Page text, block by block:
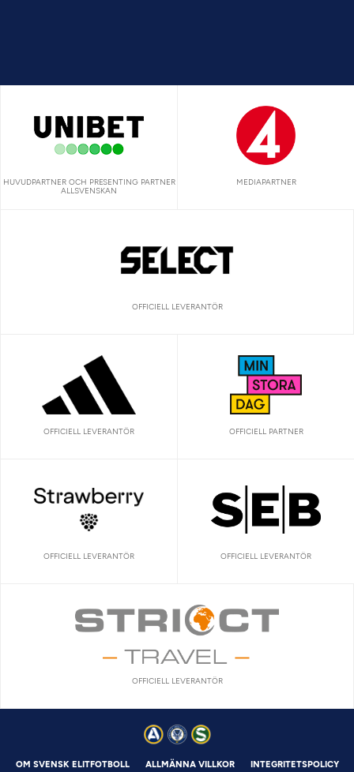
HUVUDPARTNER OCH PRESENTING PARTNER
ALLSVENSKAN
MEDIAPARTNER
OFFICIELL LEVERANTÖR
OFFICIELL LEVERANTÖR OFFICIELL PARTNER
OFFICIELL LEVERANTÖR OFFICIELL LEVERANTÖR
OFFICIELL LEVERANTÖR
OM SVENSK ELITFOTBOLL ALLMÄNNA VILLKOR INTEGRITETSPOLICY